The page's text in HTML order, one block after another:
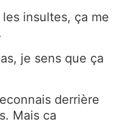
insultes, ça me
je sens que ça
derrière
Mais ca